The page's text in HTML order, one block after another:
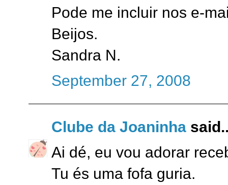
Pode me incluir nos e-
Beijos.
Sandra N.
September 27, 2008
Clube da Joaninha
Ai dé, eu vou adorar
Tu és uma fofa guria.